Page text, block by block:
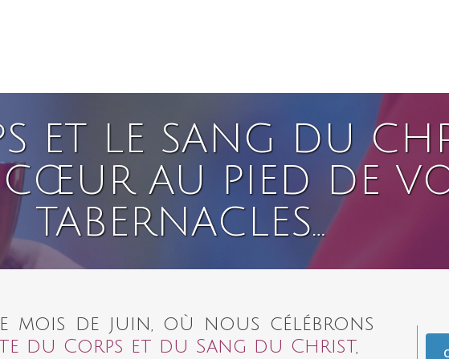
ET LE SANG DU
AU PIED DE
TABERNACLES…
mois de juin, où nous célébrons
du Corps et du Sang du Christ,